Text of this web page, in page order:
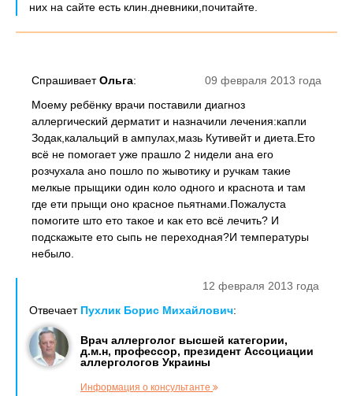
них на сайте есть клин.дневники,почитайте.
09 февраля 2013 года
СпрашиваетОльга:
Моему ребёнку врачи поставили диагноз
аллергический дерматит и назначили лечения:капли
Зодак,калальций в ампулах,мазь Кутивейт и диета.Ето
всё не помогает уже прашло 2 нидели ана его
розчухала ано пошло по жывотику и ручкам такие
мелкые прыщики один коло одного и краснота и там
где ети прыщи оно красное пьятнами.Пожалуста
помогите што ето такое и как ето всё лечить? И
подскажыте ето сыпь не переходная?И температуры
небыло.
12 февраля 2013 года
Отвечает Пухлик Борис Михайлович:
Врач аллерголог высшей категории,
д.м.н, профессор, президент Ассоциации
аллергологов Украины
Информация о консультанте